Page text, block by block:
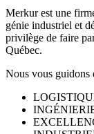
Merkur est une
génie industriel et
privilège de faire
Québec.
Nous vous guidons